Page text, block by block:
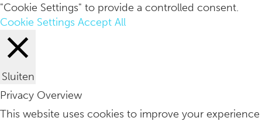
Wat als edelstenen of kristallen breken & wat doe je dan?
"Cookie Settings" to provide a controlled consent.
Cookie Settings Accept All
Sluiten
Privacy Overview
This website uses cookies to improve your experience